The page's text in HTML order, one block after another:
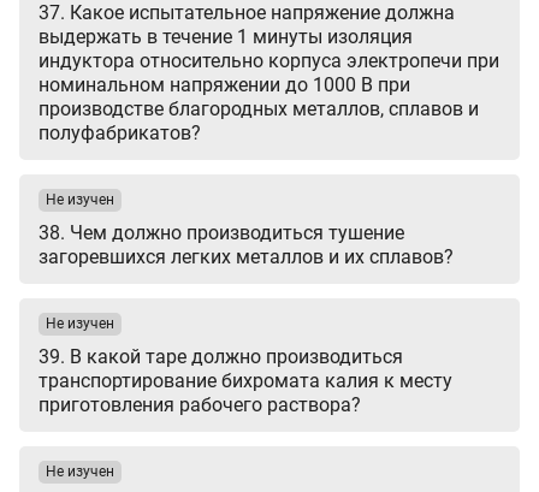
37. Какое испытательное напряжение должна
выдержать в течение 1 минуты изоляция
индуктора относительно корпуса электропечи при
номинальном напряжении до 1000 В при
производстве благородных металлов, сплавов и
полуфабрикатов?
38. Чем должно производиться тушение
загоревшихся легких металлов и их сплавов?
Не изучен
39. В какой таре должно производиться
транспортирование бихромата калия к месту
приготовления рабочего раствора?
Не изучен
Не изучен